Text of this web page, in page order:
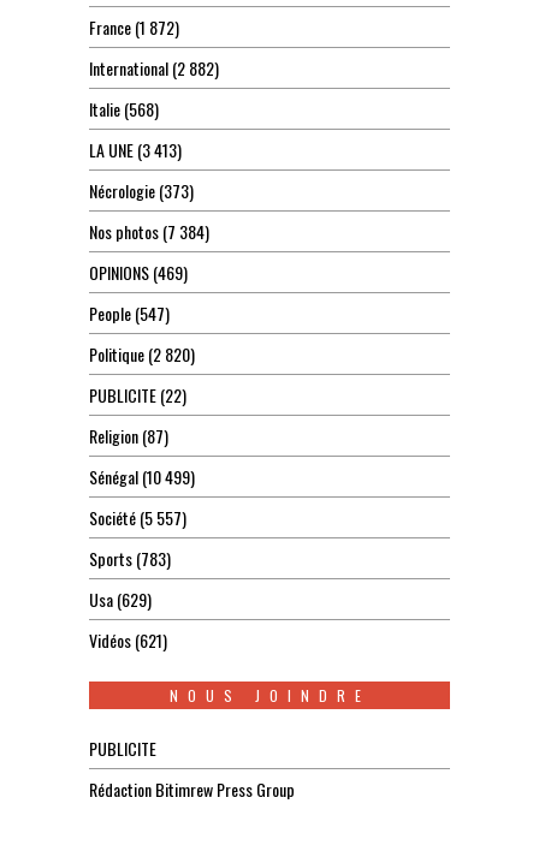
France(1 872)
International(2 882)
Italie(568)
LA UNE(3 413)
Nécrologie(373)
Nos photos(7 384)
OPINIONS(469)
People(547)
Politique(2 820)
PUBLICITE(22)
Religion(87)
Sénégal(10 499)
Société(5 557)
Sports(783)
Usa(629)
Vidéos(621)
NOUS JOINDRE
PUBLICITE
Rédaction Bitimrew Press Group